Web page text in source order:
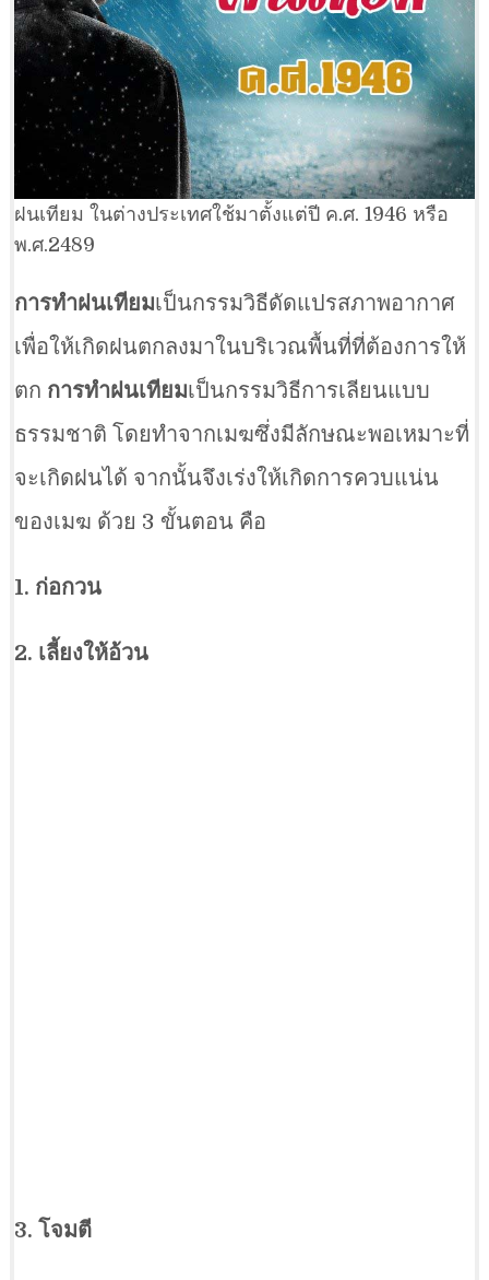
ฝนเทียม ในต่างประเทศใช้มาตั้งแต่ปี ค.ศ. 1946 หรือ
พ.ศ.2489
การทำฝนเทียมเป็นกรรมวิธีดัดแปรสภาพอากาศ
เพื่อให้เกิดฝนตกลงมาในบริเวณพื้นที่ที่ต้องการให้
ตก การทำฝนเทียมเป็นกรรมวิธีการเลียนแบบ
ธรรมชาติ โดยทำจากเมฆซึ่งมีลักษณะพอเหมาะที่
จะเกิดฝนได้ จากนั้นจึงเร่งให้เกิดการควบแน่น
ของเมฆ ด้วย 3 ขั้นตอน คือ
1. ก่อกวน
2. เลี้ยงให้อ้วน
3. โจมตี